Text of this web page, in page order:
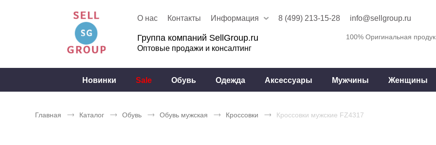
О нас Контакты Информация 8 (499) 213-15-28 info@sellgroup.ru
Группа компаний SellGroup.ru
Оптовые продажи и консалтинг
100% Оригинальная
Новинки Sale Обувь Одежда Аксессуары Мужчины Женщины
Главная Каталог Обувь Обувь мужская Кроссовки Кроссовки мужские FZ4317